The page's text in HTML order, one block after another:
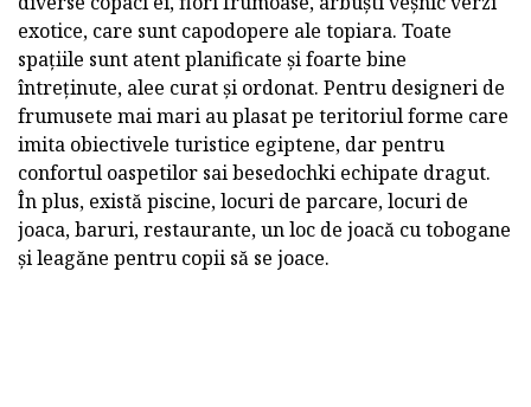
exotice, care sunt capodopere ale topiara. Toate
spațiile sunt atent planificate și foarte bine
întreținute, alee curat și ordonat. Pentru designeri de
frumusete mai mari au plasat pe teritoriul forme care
imita obiectivele turistice egiptene, dar pentru
confortul oaspetilor sai besedochki echipate dragut.
În plus, există piscine, locuri de parcare, locuri de
joaca, baruri, restaurante, un loc de joacă cu tobogane
și leagăne pentru copii să se joace.